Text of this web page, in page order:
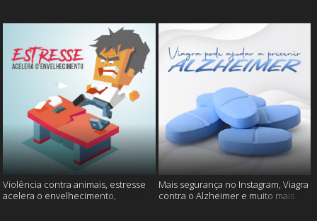
Violência contra animais, estresse
acelera o envelhecimento,
Mais segurança no Instagram, Viagra
contra o Alzheimer e muito mais